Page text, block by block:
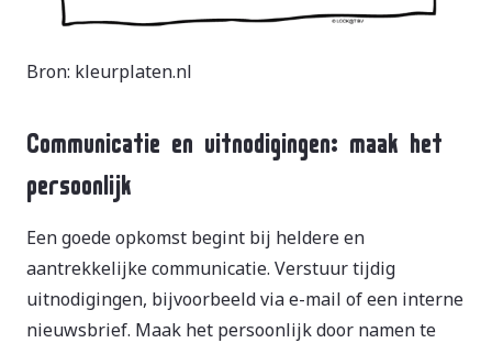
Bron: kleurplaten.nl
Communicatie en uitnodigingen: maak het
persoonlijk
Een goede opkomst begint bij heldere en
aantrekkelijke communicatie. Verstuur tijdig
uitnodigingen, bijvoorbeeld via e-mail of een interne
nieuwsbrief. Maak het persoonlijk door namen te